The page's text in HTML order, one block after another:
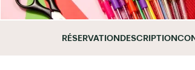
RÉSERVATIONDESCRIPTION